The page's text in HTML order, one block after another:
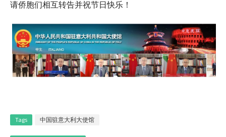
请侨胞们相互转告并祝节日快乐！
Tags 中国驻意大利大使馆